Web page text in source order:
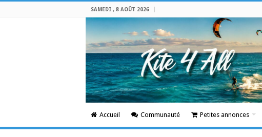
SAMEDI , 8 AOÛT 2026
Accueil Communauté Petites annonces